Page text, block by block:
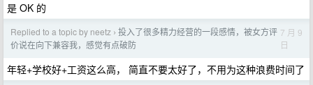
是 OK 的
Replied to a topic by neetz › 投入了很多精力经营的一段感情，被女方评
价说在向下兼容我，感觉有点破防
7 月 9
日
年轻+学校好+工资这么高， 简直不要太好了，不用为这种浪费时间了